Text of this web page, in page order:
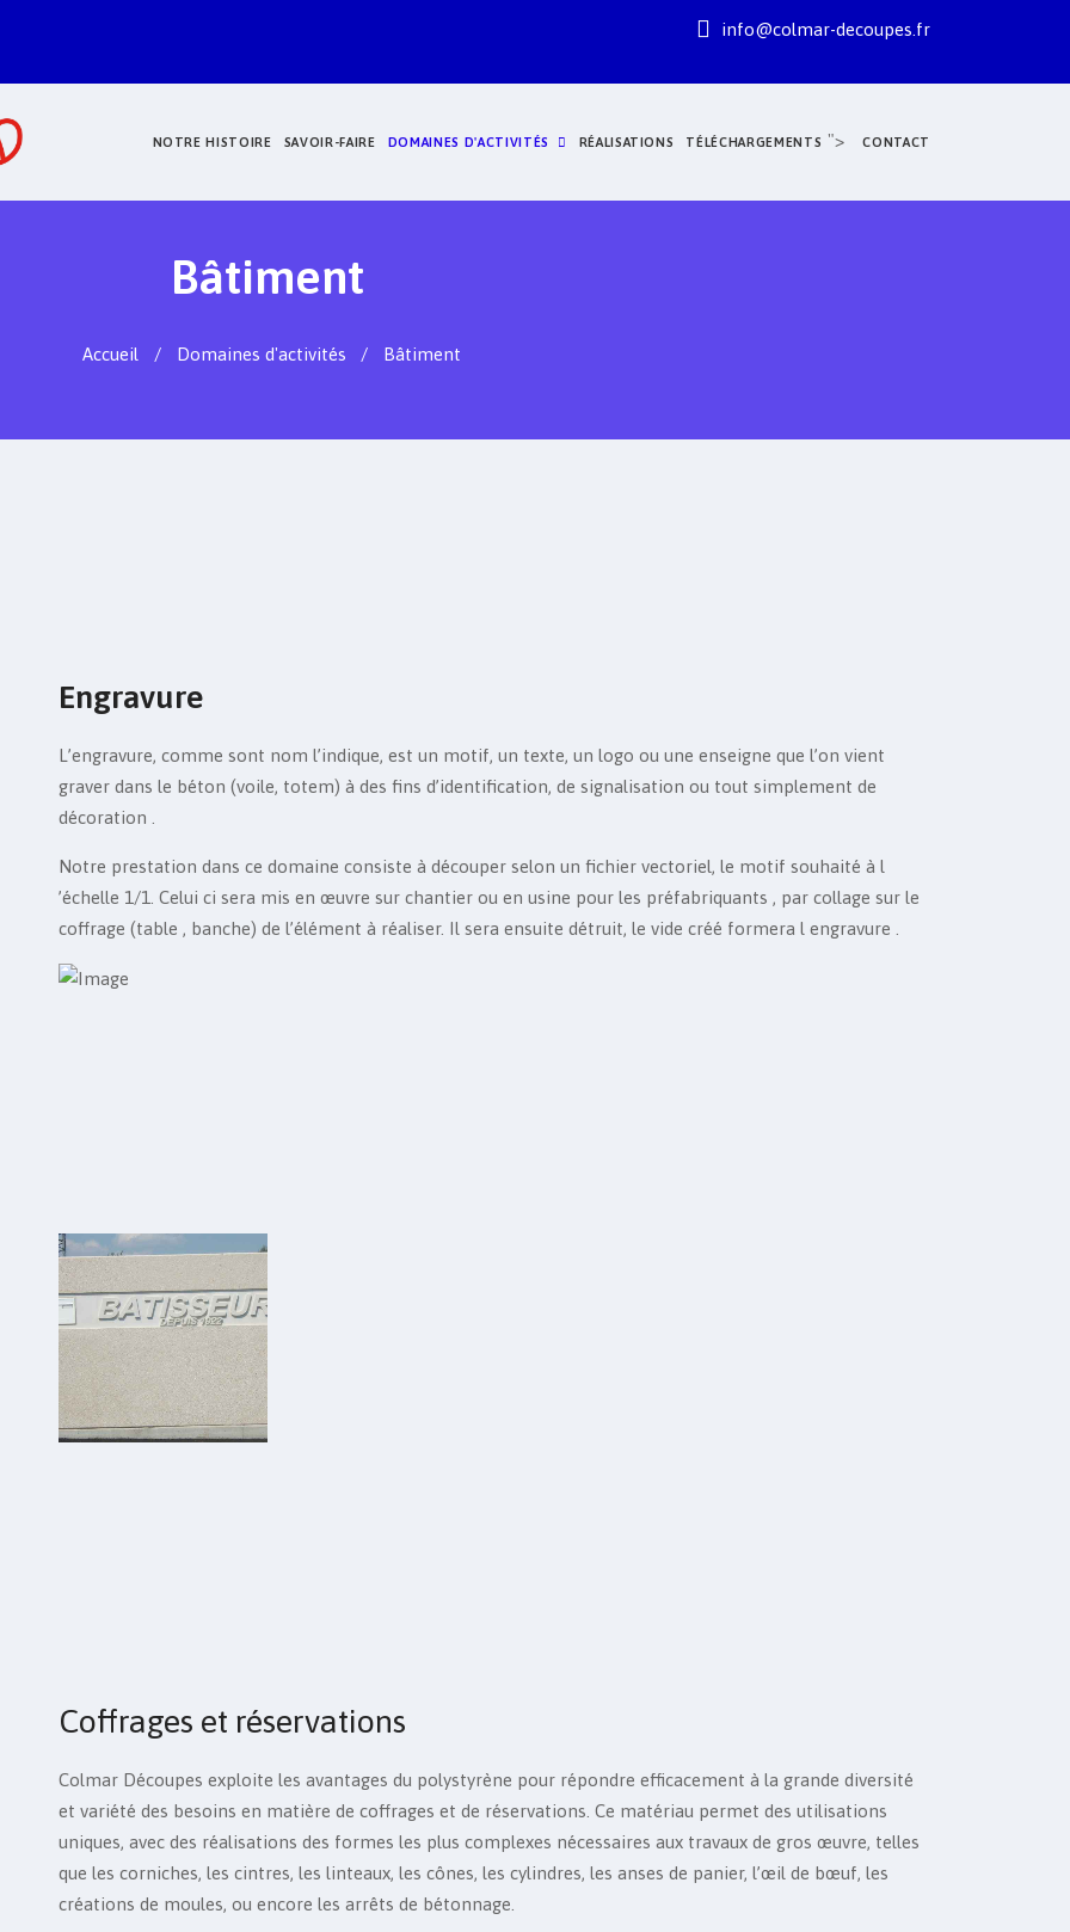
info@colmar-decoupes.fr
NOTRE HISTOIRE SAVOIR-FAIRE DOMAINES D'ACTIVITÉS RÉALISATIONS TÉLÉCHARGEMENTS "> CONTACT
Bâtiment
Accueil Domaines d'activités Bâtiment
Engravure
L’engravure, comme sont nom l’indique, est un motif, un texte, un logo ou une enseigne que l’on vient
graver dans le béton (voile, totem) à des fins d’identification, de signalisation ou tout simplement de
décoration .
Notre prestation dans ce domaine consiste à découper selon un fichier vectoriel, le motif souhaité à l
’échelle 1/1. Celui ci sera mis en œuvre sur chantier ou en usine pour les préfabriquants , par collage sur le
coffrage (table , banche) de l’élément à réaliser. Il sera ensuite détruit, le vide créé formera l engravure .
Coffrages et réservations
Colmar Découpes exploite les avantages du polystyrène pour répondre efficacement à la grande diversité
et variété des besoins en matière de coffrages et de réservations. Ce matériau permet des utilisations
uniques, avec des réalisations des formes les plus complexes nécessaires aux travaux de gros œuvre, telles
que les corniches, les cintres, les linteaux, les cônes, les cylindres, les anses de panier, l’œil de bœuf, les
créations de moules, ou encore les arrêts de bétonnage.